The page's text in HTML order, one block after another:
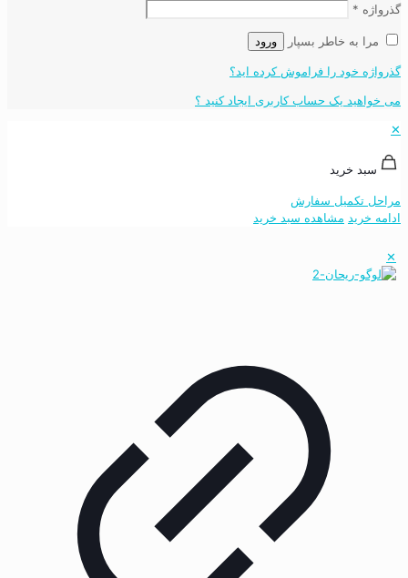
گذرواژه *
مرا به خاطر بسپار ورود
گذرواژه خود را فراموش کرده اید؟
می خواهید یک حساب کاربری ایجاد کنید ؟
✕
سبد خرید
مراحل تکمیل سفارش
ادامه خرید مشاهده سبد خرید
✕